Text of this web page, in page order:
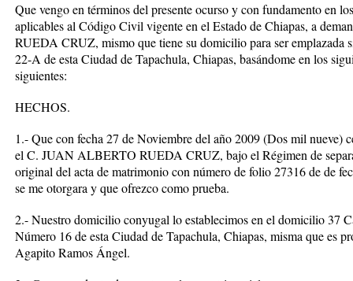
Que vengo en términos del presente ocurso y con fundamento en
aplicables al Código Civil vigente en el Estado de Chiapas, a
RUEDA CRUZ, mismo que tiene su domicilio para ser emplazada
22-A de esta Ciudad de Tapachula, Chiapas, basándome en los
siguientes:
HECHOS.
1.- Que con fecha 27 de Noviembre del año 2009 (Dos mil
el C. JUAN ALBERTO RUEDA CRUZ, bajo el Régimen de
original del acta de matrimonio con número de folio 27316 de de
se me otorgara y que ofrezco como prueba.
2.- Nuestro domicilio conyugal lo establecimos en el domicilio 37
Número 16 de esta Ciudad de Tapachula, Chiapas, misma que es
Agapito Ramos Ángel.